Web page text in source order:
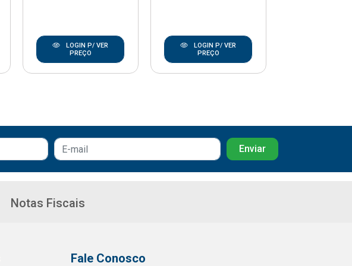
LOGIN P/ VER
PREÇO
LOGIN P/ VER
PREÇO
Notas Fiscais
Fale Conosco